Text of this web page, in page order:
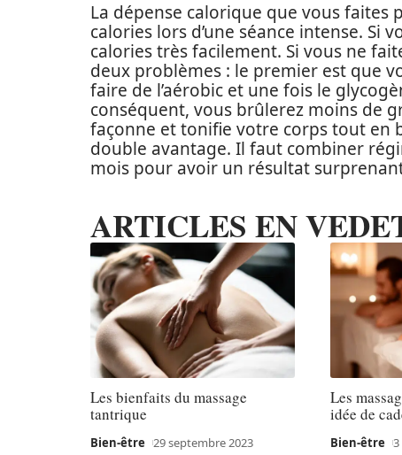
La dépense calorique que vous faites
calories lors d’une séance intense. Si
calories très facilement. Si vous ne
deux problèmes : le premier est que
faire de l’aérobic et une fois le
conséquent, vous brûlerez moins de
façonne et tonifie votre corps tout en
double avantage. Il faut combiner
mois pour avoir un résultat
ARTICLES EN
Les bienfaits du massage
tantrique
Bien-être 29 septembre 2023
Les
idée de
Bien-être